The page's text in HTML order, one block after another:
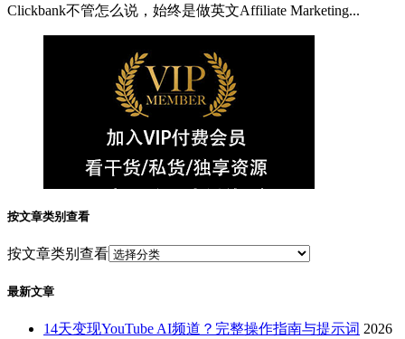
Clickbank不管怎么说，始终是做英文Affiliate Marketing...
按文章类别查看
按文章类别查看
最新文章
14天变现YouTube AI频道？完整操作指南与提示词 2026